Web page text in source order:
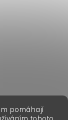
pomáhají